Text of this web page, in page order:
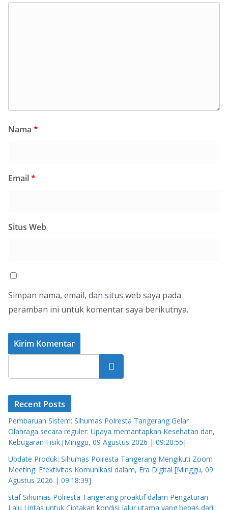
Nama *
Email*
Situs Web
Simpan nama, email, dan situs web saya pada
peramban ini untuk komentar saya berikutnya.
Cari
Recent Posts
Pembaruan Sistem: Sihumas Polresta Tangerang Gelar
Olahraga secara reguler: Upaya memantapkan Kesehatan dan,
Kebugaran Fisik [Minggu, 09 Agustus 2026 | 09:20:55]
Update Produk: Sihumas Polresta Tangerang Mengikuti Zoom
Meeting: Efektivitas Komunikasi dalam, Era Digital [Minggu, 09
Agustus 2026 | 09:18:39]
staf Sihumas Polresta Tangerang proaktif dalam Pengaturan
Lalu Lintas untuk Ciptakan kondisi jalur utama yang bebas dari